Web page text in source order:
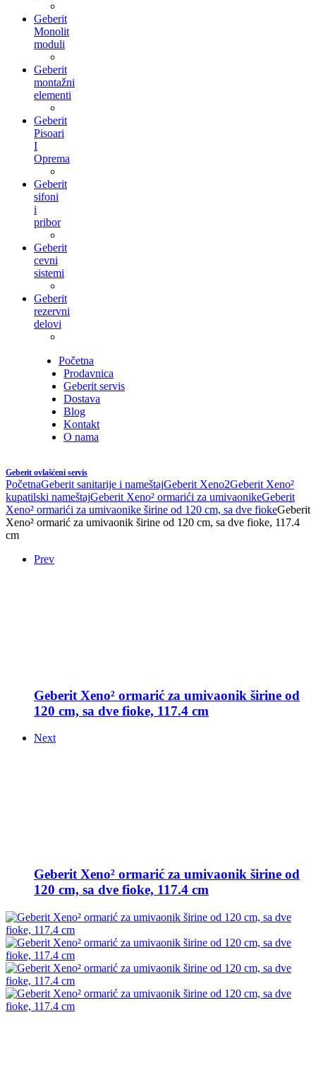
Geberit
Monolit
moduli
Geberit
montažni
elementi
Geberit
Pisoari
I
Oprema
Geberit
sifoni
i
pribor
Geberit
cevni
sistemi
Geberit
rezervni
delovi
Početna
Prodavnica
Geberit servis
Dostava
Blog
Kontakt
O nama
Geberit ovlašćeni servis
PočetnaGeberit sanitarije i nameštajGeberit Xeno2Geberit Xeno²
kupatilski nameštajGeberit Xeno² ormarići za umivaonikeGeberit
Xeno² ormarići za umivaonike širine od 120 cm, sa dve fiokeGeberit
Xeno² ormarić za umivaonik širine od 120 cm, sa dve fioke, 117.4
cm
Prev
Geberit Xeno² ormarić za umivaonik širine od
120 cm, sa dve fioke, 117.4 cm
Next
Geberit Xeno² ormarić za umivaonik širine od
120 cm, sa dve fioke, 117.4 cm